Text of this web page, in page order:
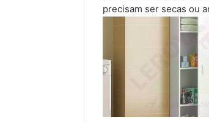
precisam ser secas ou